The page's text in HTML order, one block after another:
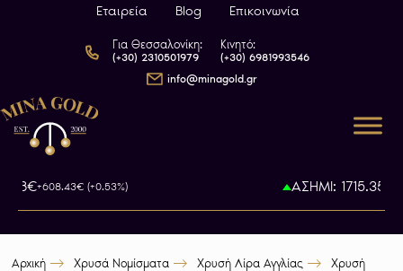
Εταιρεία Blog Επικοινωνία
Για Θεσσαλονίκη:
(+30) 2310501979
Κινητό:
(+30) 6981993546
info@minagold.gr
+608.43€ (+0.53%) ΑΣΗΜΙ: 1715.35€
Αρχική Χρυσά Νομίσματα Χρυσή Λίρα Αγγλίας
Χρυσή